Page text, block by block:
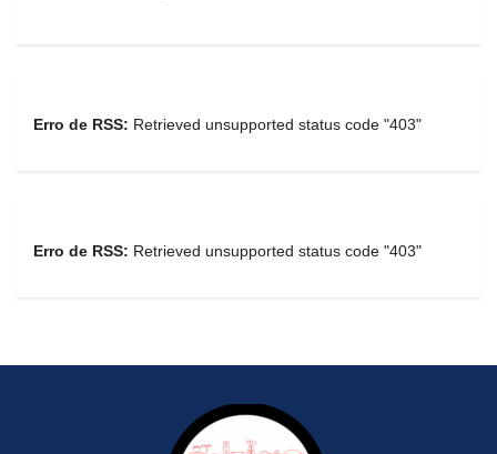
Erro de RSS: Retrieved unsupported status code "403"
Erro de RSS: Retrieved unsupported status code "403"